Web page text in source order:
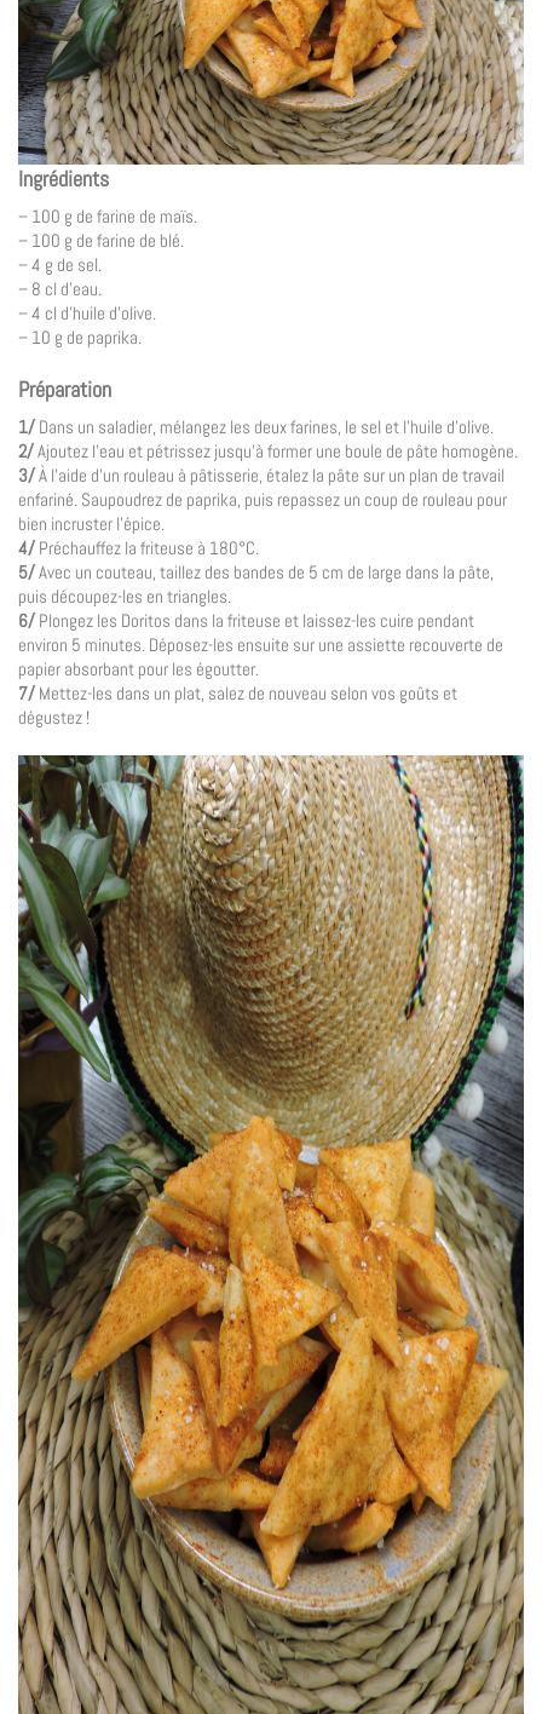
Ingrédients
– 100 g de farine de maïs.
– 100 g de farine de blé.
– 4 g de sel.
– 8 cl d’eau.
– 4 cl d’huile d’olive.
– 10 g de paprika.
Préparation
1/ Dans un saladier, mélangez les deux farines, le sel et l’huile d’olive.
2/Ajoutez l’eau et pétrissez jusqu’à former une boule de pâte homogène.
3/À l’aide d’un rouleau à pâtisserie, étalez la pâte sur un plan de travail
enfariné. Saupoudrez de paprika, puis repassez un coup de rouleau pour
bien incruster l’épice.
4/ Préchauffez la friteuse à 180°C.
5/Avec un couteau, taillez des bandes de 5 cm de large dans la pâte,
puis découpez-les en triangles.
6/ Plongez les Doritos dans la friteuse et laissez-les cuire pendant
environ 5 minutes. Déposez-les ensuite sur une assiette recouverte de
papier absorbant pour les égoutter.
7/ Mettez-les dans un plat, salez de nouveau selon vos goûts et
dégustez !